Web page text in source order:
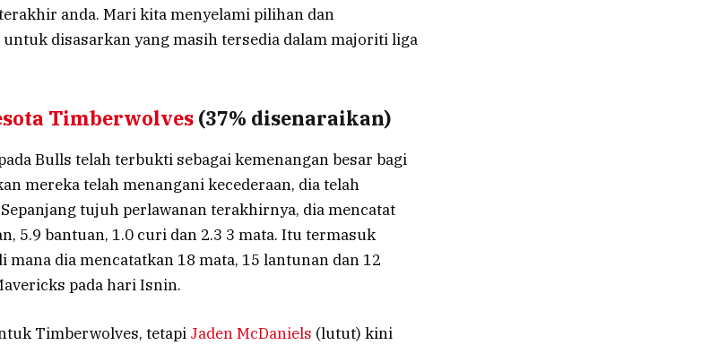
anda. Mari kita menyelami pilihan dan
disasarkan yang masih tersedia dalam majoriti liga
Timberwolves (37% disenaraikan)
Bulls telah terbukti sebagai kemenangan besar bagi
mereka telah menangani kecederaan, dia telah
tujuh perlawanan terakhirnya, dia mencatat
5.9 bantuan, 1.0 curi dan 2.3 3 mata. Itu termasuk
dia mencatatkan 18 mata, 15 lantunan dan 12
pada hari Isnin.
Timberwolves, tetapi Jaden McDaniels (lutut) kini